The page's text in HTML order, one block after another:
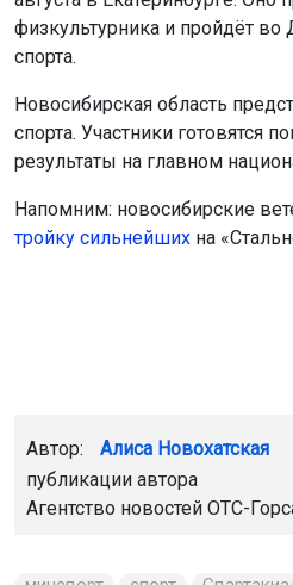
тройку сильнейшихна
Автор: Алиса Новохатская
публикации автора
Главная Новости Авто
Авто 6 августа 2026 - 20:59
питбайком в